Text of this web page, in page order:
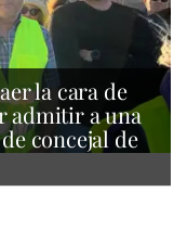
la cara de
admitir a una
concejal de